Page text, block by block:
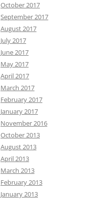
October 2017
September 2017
August 2017
July 2017
June 2017
May 2017
April 2017
March 2017
February 2017
January 2017
November 2016
October 2013
August 2013
April 2013
March 2013
February 2013
January 2013